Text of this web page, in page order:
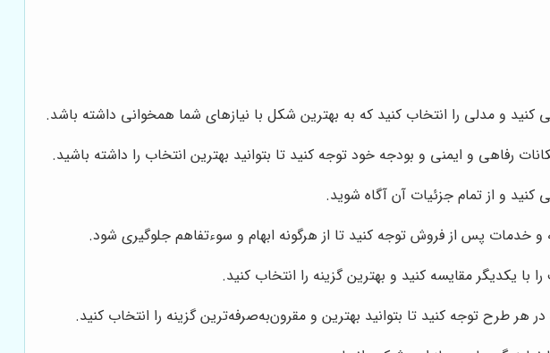
کنید و مدلی را انتخاب کنید که به بهترین شکل با نیازهای شما همخوانی داشته باشد.
رفاهی و ایمنی و بودجه خود توجه کنید تا بتوانید بهترین انتخاب را داشته باشید.
و از تمام جزئیات آن آگاه شوید.
خدمات پس از فروش توجه کنید تا از هرگونه ابهام و سوءتفاهم جلوگیری شود.
یکدیگر مقایسه کنید و بهترین گزینه را انتخاب کنید.
طرح توجه کنید تا بتوانید بهترین و مقرون‌به‌صرفه‌ترین گزینه را انتخاب کنید.